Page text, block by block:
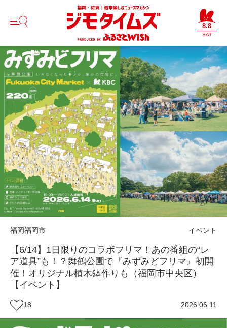
8.8
SAT
福岡福岡市 イベント
【6/14】1日限りのコラボフリマ！あの番組の“レ
ア道具”も！？舞鶴公園で『みずみどフリマ』初開
催！オリジナル植木鉢作りも（福岡市中央区）
【イベント】
18 2026.06.11